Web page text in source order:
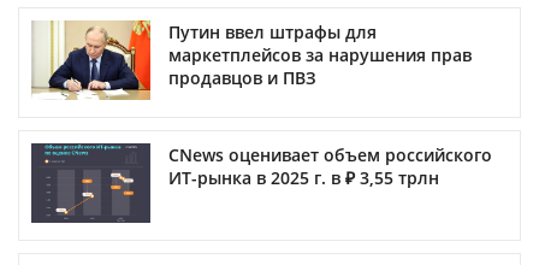
Путин ввел штрафы для
маркетплейсов за нарушения прав
продавцов и ПВЗ
CNews оценивает объем российского
ИТ-рынка в 2025 г. в ₽ 3,55 трлн